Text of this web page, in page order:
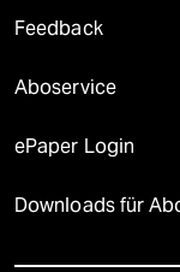
Feedback
Aboservice
ePaper Login
Downloads für